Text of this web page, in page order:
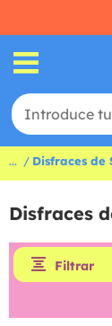
... Disfraces de
Disfraces
Filtrar